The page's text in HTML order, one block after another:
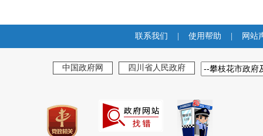
联系我们 使用帮助 网站
中国政府网 四川省人民政府